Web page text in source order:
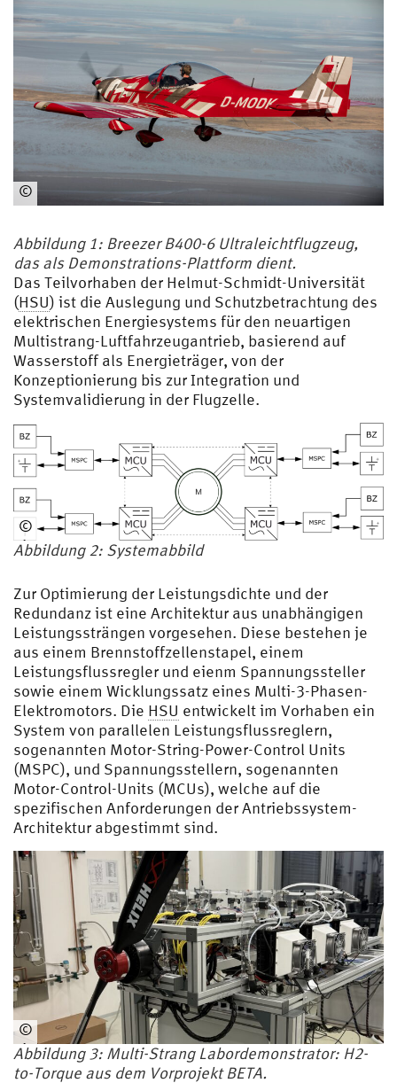
©
CC
SA
4.0
Abbildung 1: Breezer B400-6 Ultraleichtflugzeug,
das als Demonstrations-Plattform dient.
Das Teilvorhaben der Helmut-Schmidt-Universität
(HSU) ist die Auslegung und Schutzbetrachtung des
elektrischen Energiesystems für den neuartigen
Multistrang-Luftfahrzeugantrieb, basierend auf
Wasserstoff als Energieträger, von der
Konzeptionierung bis zur Integration und
Systemvalidierung in der Flugzelle.
©
Eigene
Abbildung
©
HSU/UniBw
H
Abbildung 2: Systemabbild
Zur Optimierung der Leistungsdichte und der
Redundanz ist eine Architektur aus unabhängigen
Leistungssträngen vorgesehen. Diese bestehen je
aus einem Brennstoffzellenstapel, einem
Leistungsflussregler und eienm Spannungssteller
sowie einem Wicklungssatz eines Multi-3-Phasen-
Elektromotors. Die HSU entwickelt im Vorhaben ein
System von parallelen Leistungsflussreglern,
sogenannten Motor-String-Power-Control Units
(MSPC), und Spannungsstellern, sogenannten
Motor-Control-Units (MCUs), welche auf die
spezifischen Anforderungen der Antriebssystem-
Architektur abgestimmt sind.
©
Eigene
Abbildung
Abbildung 3: Multi-Strang Labordemonstrator: H2-
to-Torque aus dem Vorprojekt BETA.